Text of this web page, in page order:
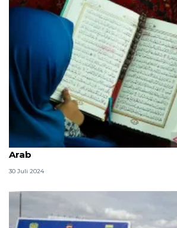
Tulisan masya Allah yang benar,
Arab
30 Juli 2024